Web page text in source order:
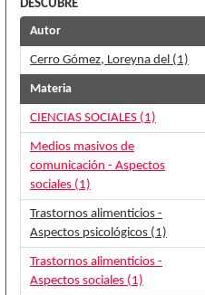
DESCUBRE
Autor
Cerro Gómez, Loreyna del (1)
Materia
CIENCIAS SOCIALES (1)
Medios masivos de
comunicación - Aspectos
sociales (1)
Trastornos alimenticios -
Aspectos psicológicos (1)
Trastornos alimenticios -
Aspectos sociales (1)